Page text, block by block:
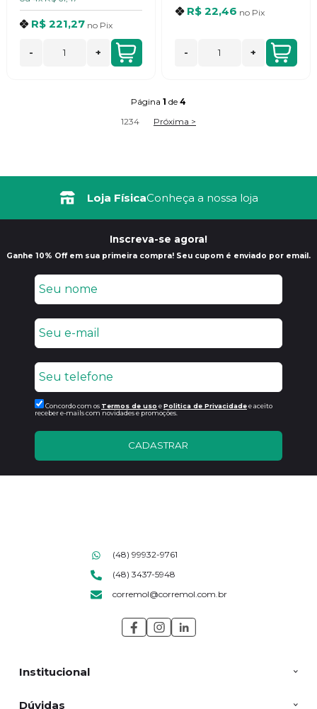
R$ 221,27 no Pix
- +
R$ 22,46 no Pix
- +
Página 1 de 4
1234 Próxima >
Loja FísicaConheça a nossa loja
Frete GrátisConsulte Regulamento
Inscreva-se agora!
Ganhe 10% Off em sua primeira compra! Seu cupom é enviado por email.
Concordo com os Termos de uso ePolitica de Privacidadee aceito
receber e-mails com novidades e promoções.
CADASTRAR
Institucional
Dúvidas
(48) 99932-9761
(48) 3437-5948
corremol@corremol.com.br